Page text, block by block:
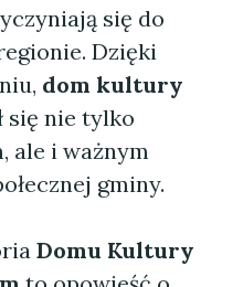
się do
Dzięki
dom kultury
się nie tylko
ale i ważnym
gminy.
Domu Kultury